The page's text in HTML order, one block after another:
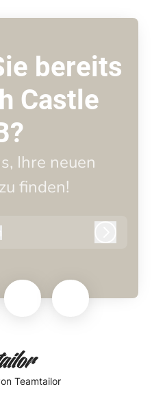
bereits
Castle
Ihre neuen
finden!
Teamtailor